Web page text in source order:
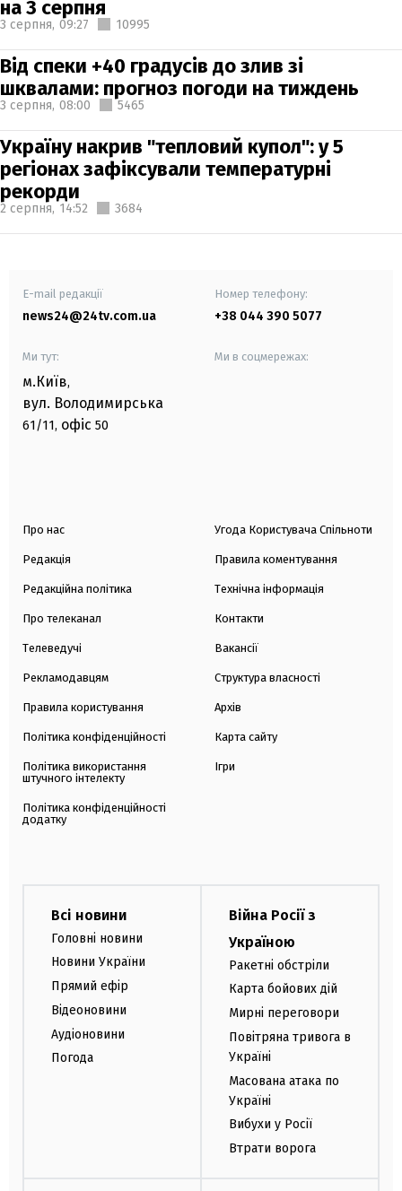
на 3 серпня
3 серпня, 09:27 10995
Від спеки +40 градусів до злив зі
шквалами: прогноз погоди на тиждень
3 серпня, 08:00 5465
Україну накрив "тепловий купол": у 5
регіонах зафіксували температурні
рекорди
2 серпня, 14:52 3684
E-mail редакції
news24@24tv.com.ua
Номер телефону:
+38 044 390 5077
Ми тут:
м.Київ,
вул. Володимирська
61/11, офіс 50
Ми в соцмережах:
Про нас
Редакція
Редакційна політика
Про телеканал
Телеведучі
Рекламодавцям
Правила користування
Політика конфіденційності
Політика використання
штучного інтелекту
Політика конфіденційності
додатку
Угода Користувача Спільноти
Правила коментування
Технічна інформація
Контакти
Вакансії
Структура власності
Архів
Карта сайту
Ігри
Всі новини
Головні новини
Новини України
Прямий ефір
Відеоновини
Аудіоновини
Погода
Війна Росії з
Україною
Ракетні обстріли
Карта бойових дій
Мирні переговори
Повітряна тривога в
Україні
Масована атака по
Україні
Вибухи у Росії
Втрати ворога